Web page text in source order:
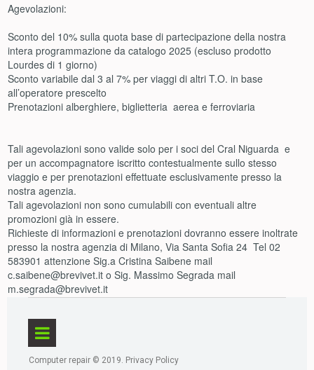
Agevolazioni:
Sconto del 10% sulla quota base di partecipazione della nostra
intera programmazione da catalogo 2025 (escluso prodotto
Lourdes di 1 giorno)
Sconto variabile dal 3 al 7% per viaggi di altri T.O. in base
all’operatore prescelto
Prenotazioni alberghiere, biglietteria aerea e ferroviaria
Tali agevolazioni sono valide solo per i soci del Cral Niguarda e
per un accompagnatore iscritto contestualmente sullo stesso
viaggio e per prenotazioni effettuate esclusivamente presso la
nostra agenzia.
Tali agevolazioni non sono cumulabili con eventuali altre
promozioni già in essere.
Richieste di informazioni e prenotazioni dovranno essere inoltrate
presso la nostra agenzia di Milano, Via Santa Sofia 24 Tel 02
583901 attenzione Sig.a Cristina Saibene mail
c.saibene@brevivet.it o Sig. Massimo Segrada mail
m.segrada@brevivet.it
Computer repair © 2019. Privacy Policy